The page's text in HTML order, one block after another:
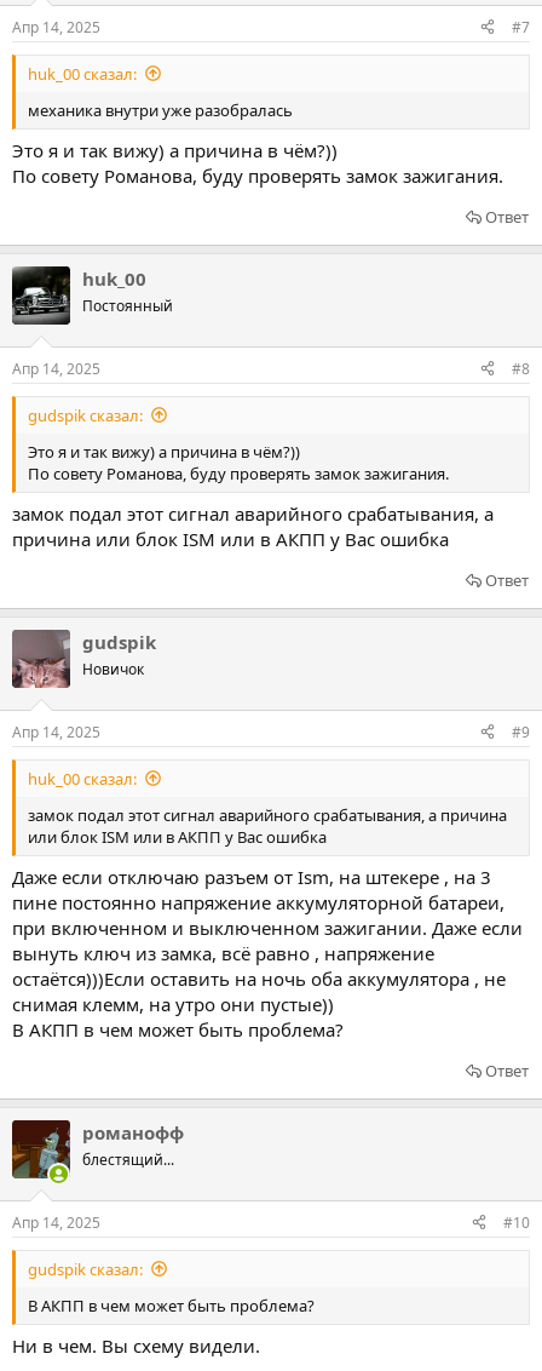
Апр 14, 2025 #7
huk_00 сказал:
механика внутри уже разобралась
Это я и так вижу) а причина в чём?))
По совету Романова, буду проверять замок зажигания.
Ответ
huk_00
Постоянный
Апр 14, 2025 #8
gudspik сказал:
Это я и так вижу) а причина в чём?))
По совету Романова, буду проверять замок зажигания.
замок подал этот сигнал аварийного срабатывания, а
причина или блок ISM или в АКПП у Вас ошибка
Ответ
gudspik
Новичок
Апр 14, 2025 #9
huk_00 сказал:
замок подал этот сигнал аварийного срабатывания, а причина
или блок ISM или в АКПП у Вас ошибка
Даже если отключаю разъем от Ism, на штекере , на 3
пине постоянно напряжение аккумуляторной батареи,
при включенном и выключенном зажигании. Даже если
вынуть ключ из замка, всё равно , напряжение
остаётся)))Если оставить на ночь оба аккумулятора , не
снимая клемм, на утро они пустые))
В АКПП в чем может быть проблема?
Ответ
романофф
блестящий...
Апр 14, 2025 #10
gudspik сказал:
В АКПП в чем может быть проблема?
Ни в чем. Вы схему видели.